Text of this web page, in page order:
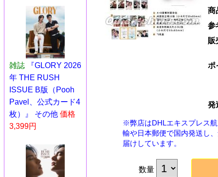
雑誌
『GLORY 2026
年 THE RUSH
ISSUE B版（Pooh
Pavel、公式カード4
枚）』 その他 価格
3,399円
商
参
販
ポ
発
※弊店はDHLエキスプレス
輸や日本郵便で国内発送し
届けしています。
数量